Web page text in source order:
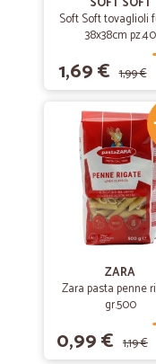
Soft Soft tovaglioli
38x38cm pz.40
1,69 € 1,99 €
ZARA
Zara pasta penne
gr.500
0,99 € 1,19 €